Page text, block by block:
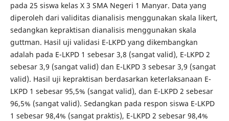
pada 25 siswa kelas X 3 SMA Negeri 1 Manyar. Data yang
diperoleh dari validitas dianalisis menggunakan skala likert,
sedangkan kepraktisan dianalisis menggunakan skala
guttman. Hasil uji validasi E-LKPD yang dikembangkan
adalah pada E-LKPD 1 sebesar 3,8 (sangat valid), E-LKPD 2
sebesar 3,9 (sangat valid) dan E-LKPD 3 sebesar 3,9 (sangat
valid). Hasil uji kepraktisan berdasarkan keterlaksanaan E-
LKPD 1 sebesar 95,5% (sangat valid), dan E-LKPD 2 sebesar
96,5% (sangat valid). Sedangkan pada respon siswa E-LKPD
1 sebesar 98,4% (sangat praktis), E-LKPD 2 sebesar 98,4%